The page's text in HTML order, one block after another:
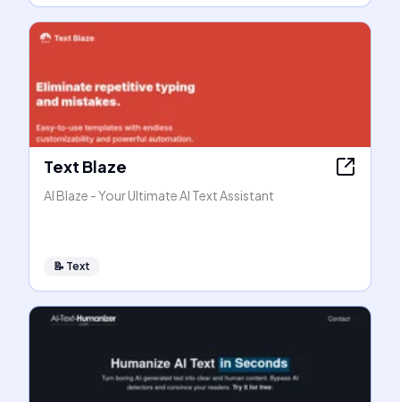
Text Blaze
AI Blaze - Your Ultimate AI Text Assistant
📝 Text